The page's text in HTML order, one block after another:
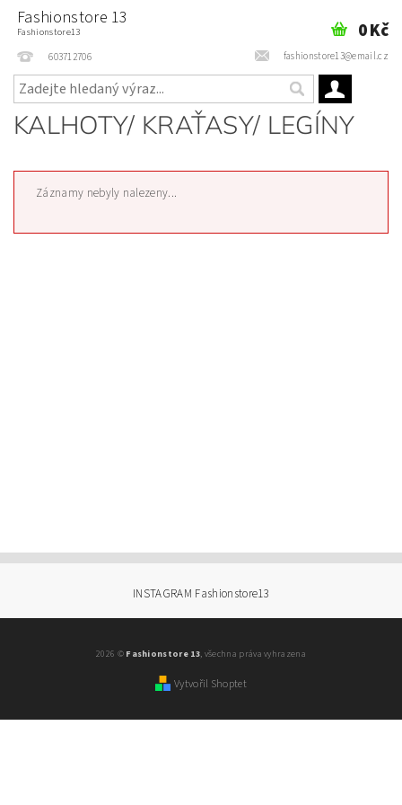
Fashionstore 13
Fashionstore13
603712706
fashionstore13@email.cz
0 Kč
KALHOTY/ KRAŤASY/ LEGÍNY
Záznamy nebyly nalezeny...
INSTAGRAM Fashionstore13
2026 © Fashionstore 13, všechna práva vyhrazena
Vytvořil Shoptet